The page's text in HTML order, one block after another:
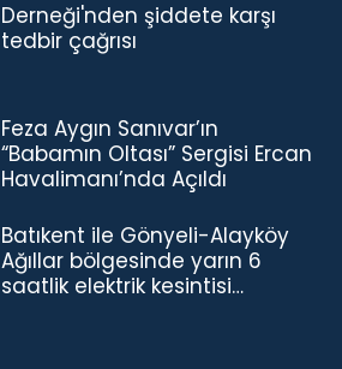
Derneği'nden şiddete karşı
tedbir çağrısı
Feza Aygın Sanıvar’ın
“Babamın Oltası” Sergisi Ercan
Havalimanı’nda Açıldı
Batıkent ile Gönyeli-Alayköy
Ağıllar bölgesinde yarın 6
saatlik elektrik kesintisi…